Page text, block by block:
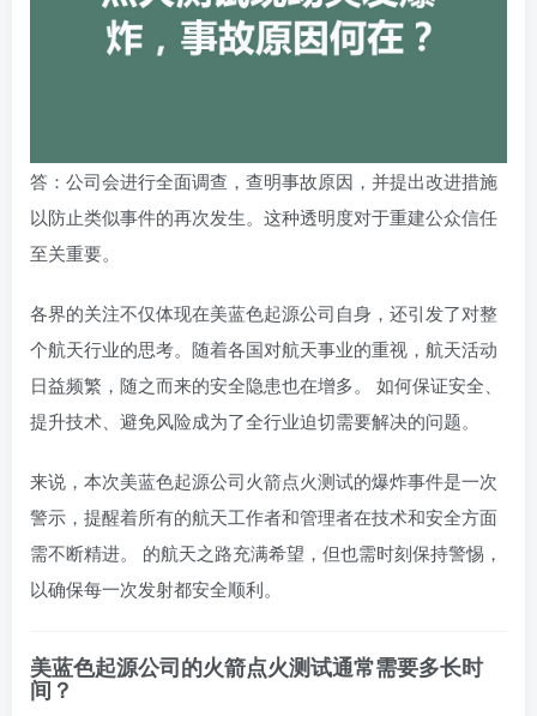
答：公司会进行全面调查，查明事故原因，并提出改进措施
以防止类似事件的再次发生。这种透明度对于重建公众信任
至关重要。
各界的关注不仅体现在美蓝色起源公司自身，还引发了对整
个航天行业的思考。随着各国对航天事业的重视，航天活动
日益频繁，随之而来的安全隐患也在增多。 如何保证安全、
提升技术、避免风险成为了全行业迫切需要解决的问题。
来说，本次美蓝色起源公司火箭点火测试的爆炸事件是一次
警示，提醒着所有的航天工作者和管理者在技术和安全方面
需不断精进。 的航天之路充满希望，但也需时刻保持警惕，
以确保每一次发射都安全顺利。
美蓝色起源公司的火箭点火测试通常需要多长时
间？